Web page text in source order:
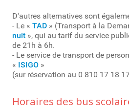
D'autres alternatives sont
- Le « TAD » (Transport à la
nuit », qui au tarif du service
de 21h à 6h.
- Le service de transport de
« ISIGO »
(sur réservation au 0 810 17 18
Horaires des bus